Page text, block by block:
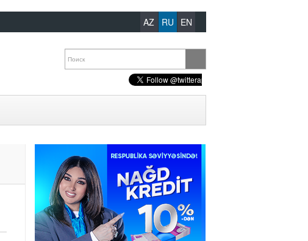
AZ RU EN